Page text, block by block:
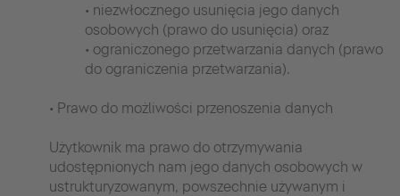
• niezwłocznego usunięcia jego danych
osobowych (prawo do usunięcia) oraz
• ograniczonego przetwarzania danych (prawo
do ograniczenia przetwarzania).
• Prawo do możliwości przenoszenia danych
Użytkownik ma prawo do otrzymywania
udostępnionych nam jego danych osobowych w
ustrukturyzowanym, powszechnie używanym i